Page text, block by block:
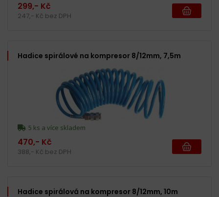
299,- Kč
247,- Kč bez DPH
Hadice spirálové na kompresor 8/12mm, 7,5m
5 ks a více skladem
470,- Kč
388,- Kč bez DPH
Hadice spirálová na kompresor 8/12mm, 10m